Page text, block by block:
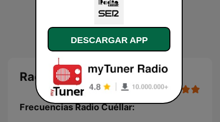
Radio Cuéllar en directo
Frecuencias Radio Cuéllar:
DESCARGAR APP